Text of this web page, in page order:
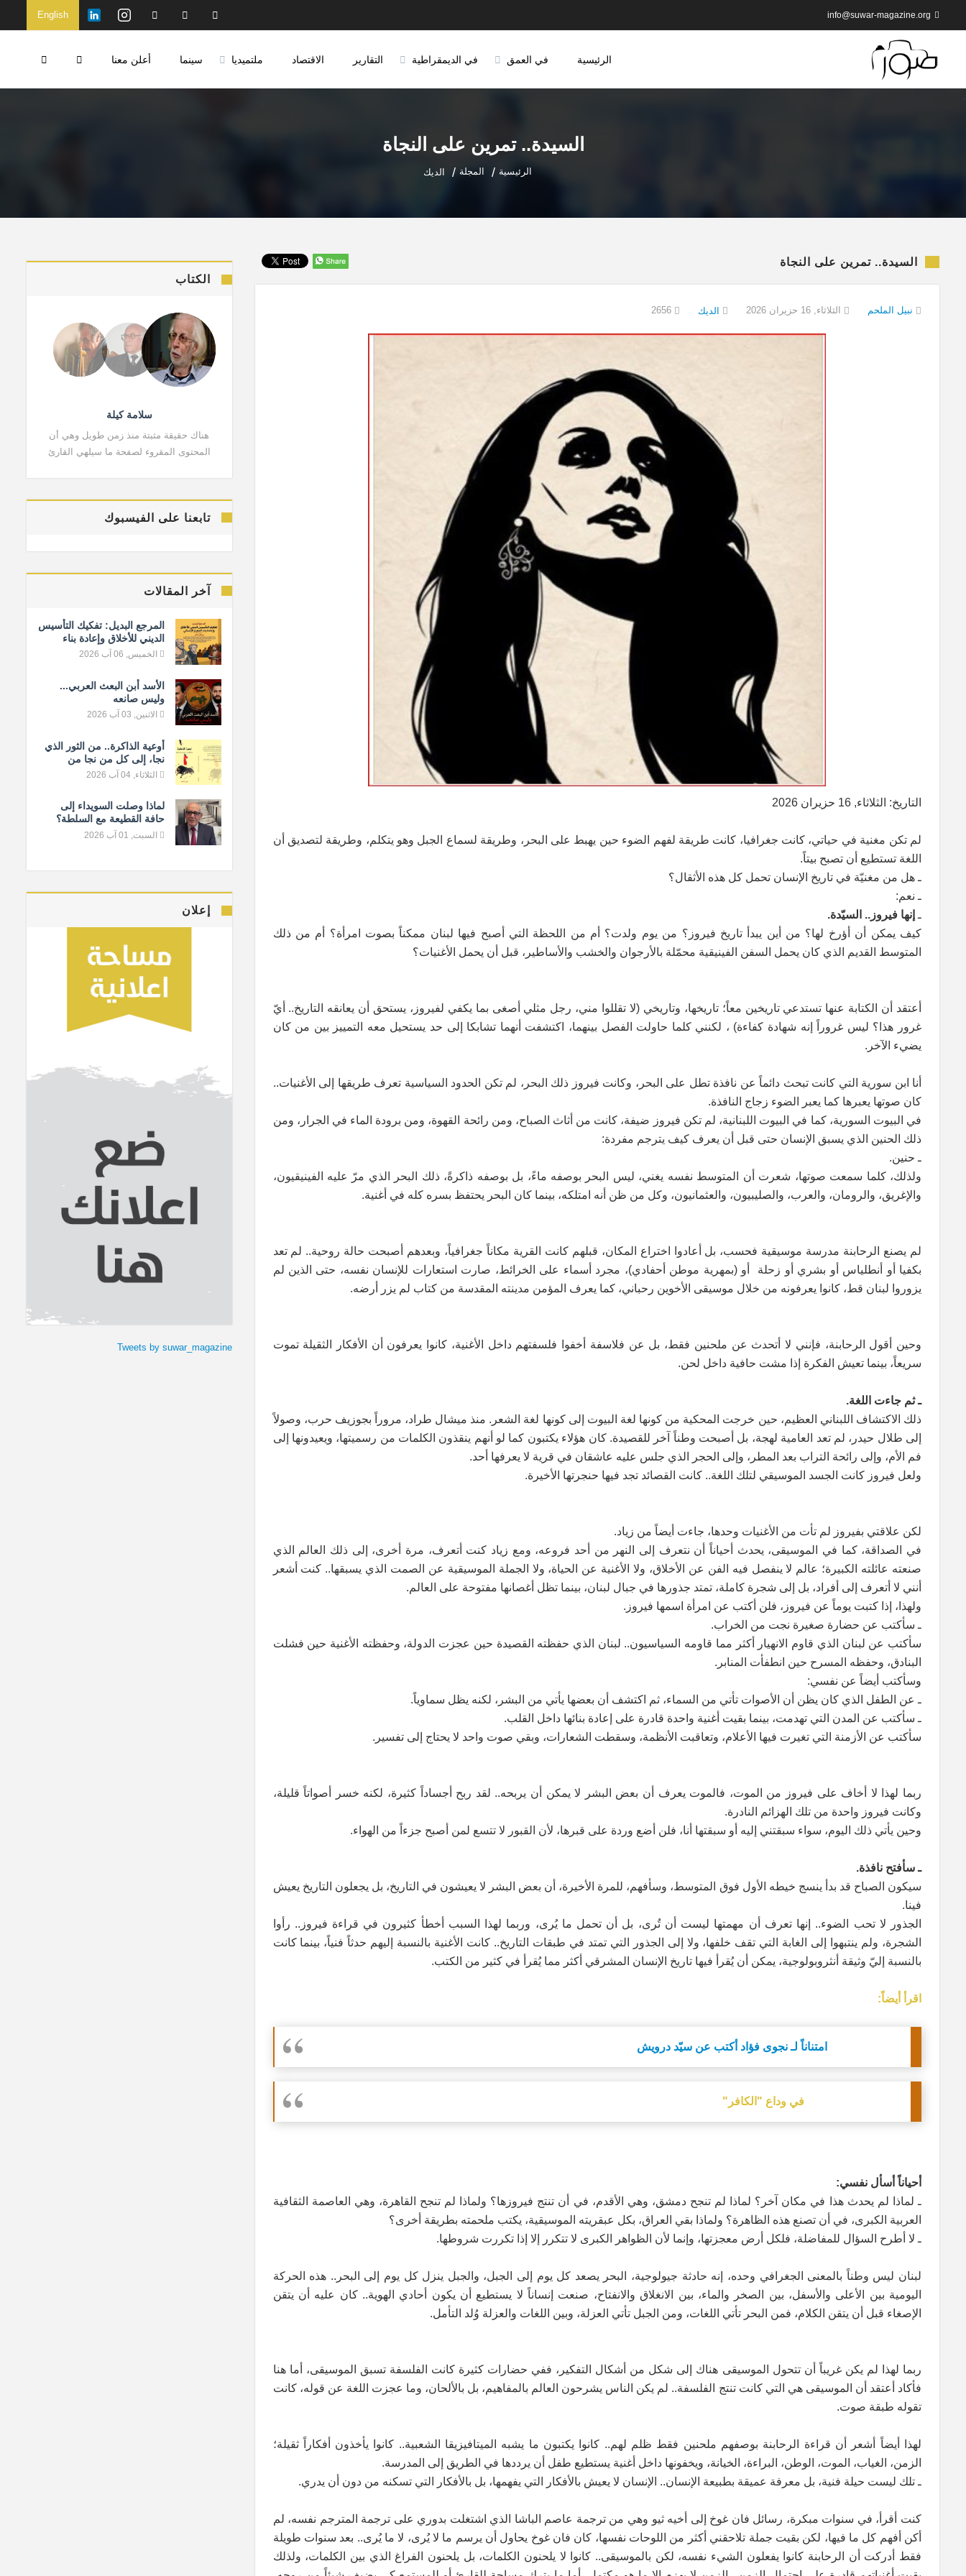
English info@suwar-magazine.org
الرئيسية في العمق في الديمقراطية التقارير الاقتصاد ملتميديا سينما أعلن معنا
السيدة.. تمرين على النجاة
الرئيسية المجلة الديك
السيدة.. تمرين على النجاة
نبيل الملحم الثلاثاء, 16 حزيران 2026 الديك
التاريخ: الثلاثاء, 16 حزيران 2026
لم تكن مغنية في حياتي، كانت جغرافيا، كانت طريقة لفهم الضوء حين يهبط على البحر، وطريقة لسماع الجبل وهو يتكلم، وطريقة لتصديق أن
اللغة تستطيع أن تصبح بيتاً.
ـ هل من مغنيّة في تاريخ الإنسان تحمل كل هذه الأثقال؟
ـ نعم:
ـ إنها فيروز.. السيّدة.
كيف يمكن أن أؤرخ لها؟ من أين يبدأ تاريخ فيروز؟ من يوم ولدت؟ أم من اللحظة التي أصبح فيها لبنان ممكناً بصوت امرأة؟ أم من ذلك
المتوسط القديم الذي كان يحمل السفن الفينيقية محمّلة بالأرجوان والخشب والأساطير، قبل أن يحمل الأغنيات؟
أعتقد أن الكتابة عنها تستدعي تاريخين معاً؛ تاريخها، وتاريخي (لا تقللوا مني، رجل مثلي أصغى بما يكفي لفيروز، يستحق أن يعانقه التاريخ.. أيّ
غرور هذا؟ ليس غروراً إنه شهادة كفاءة) ، لكنني كلما حاولت الفصل بينهما، اكتشفت أنهما تشابكا إلى حد يستحيل معه التمييز بين من كان
يضيء الآخر.
أنا ابن سورية التي كانت تبحث دائماً عن نافذة تطل على البحر، وكانت فيروز ذلك البحر، لم تكن الحدود السياسية تعرف طريقها إلى الأغنيات..
كان صوتها يعبرها كما يعبر الضوء زجاج النافذة.
في البيوت السورية، كما في البيوت اللبنانية، لم تكن فيروز ضيفة، كانت من أثاث الصباح، ومن رائحة القهوة، ومن برودة الماء في الجرار، ومن
ذلك الحنين الذي يسبق الإنسان حتى قبل أن يعرف كيف يترجم مفردة:
ـ حنين.
ولذلك، كلما سمعت صوتها، شعرت أن المتوسط نفسه يغني، ليس البحر بوصفه ماءً، بل بوصفه ذاكرةً، ذلك البحر الذي مرّ عليه الفينيقيون،
والإغريق، والرومان، والعرب، والصليبيون، والعثمانيون، وكل من ظن أنه امتلكه، بينما كان البحر يحتفظ بسره كله في أغنية.
لم يصنع الرحابنة مدرسة موسيقية فحسب، بل أعادوا اختراع المكان، قبلهم كانت القرية مكاناً جغرافياً، وبعدهم أصبحت حالة روحية.. لم تعد
بكفيا أو أنطلياس أو بشري أو زحلة أو (بمهرية موطن أحفادي)، مجرد أسماء على الخرائط، صارت استعارات للإنسان نفسه، حتى الذين لم
يزوروا لبنان قط، كانوا يعرفونه من خلال موسيقى الأخوين رحباني، كما يعرف المؤمن مدينته المقدسة من كتاب لم يزر أرضه.
وحين أقول الرحابنة، فإنني لا أتحدث عن ملحنين فقط، بل عن فلاسفة أخفوا فلسفتهم داخل الأغنية، كانوا يعرفون أن الأفكار الثقيلة تموت
سريعاً، بينما تعيش الفكرة إذا مشت حافية داخل لحن.
ـ ثم جاءت اللغة.
ذلك الاكتشاف اللبناني العظيم، حين خرجت المحكية من كونها لغة البيوت إلى كونها لغة الشعر. منذ ميشال طراد، مروراً بجوزيف حرب، وصولاً
إلى طلال حيدر، لم تعد العامية لهجة، بل أصبحت وطناً آخر للقصيدة. كان هؤلاء يكتبون كما لو أنهم ينقذون الكلمات من رسميتها، ويعيدونها إلى
فم الأم، وإلى رائحة التراب بعد المطر، وإلى الحجر الذي جلس عليه عاشقان في قرية لا يعرفها أحد.
ولعل فيروز كانت الجسد الموسيقي لتلك اللغة.. كانت القصائد تجد فيها حنجرتها الأخيرة.
لكن علاقتي بفيروز لم تأت من الأغنيات وحدها، جاءت أيضاً من زياد.
في الصداقة، كما في الموسيقى، يحدث أحياناً أن نتعرف إلى النهر من أحد فروعه، ومع زياد كنت أتعرف، مرة أخرى، إلى ذلك العالم الذي
صنعته عائلته الكبيرة؛ عالم لا ينفصل فيه الفن عن الأخلاق، ولا الأغنية عن الحياة، ولا الجملة الموسيقية عن الصمت الذي يسبقها.. كنت أشعر
أنني لا أتعرف إلى أفراد، بل إلى شجرة كاملة، تمتد جذورها في جبال لبنان، بينما تظل أغصانها مفتوحة على العالم.
ولهذا، إذا كتبت يوماً عن فيروز، فلن أكتب عن امرأة اسمها فيروز.
ـ سأكتب عن حضارة صغيرة نجت من الخراب.
سأكتب عن لبنان الذي قاوم الانهيار أكثر مما قاومه السياسيون.. لبنان الذي حفظته القصيدة حين عجزت الدولة، وحفظته الأغنية حين فشلت
البنادق، وحفظه المسرح حين انطفأت المنابر.
وسأكتب أيضاً عن نفسي:
ـ عن الطفل الذي كان يظن أن الأصوات تأتي من السماء، ثم اكتشف أن بعضها يأتي من البشر، لكنه يظل سماوياً.
ـ سأكتب عن المدن التي تهدمت، بينما بقيت أغنية واحدة قادرة على إعادة بنائها داخل القلب.
سأكتب عن الأزمنة التي تغيرت فيها الأعلام، وتعاقبت الأنظمة، وسقطت الشعارات، وبقي صوت واحد لا يحتاج إلى تفسير.
ربما لهذا لا أخاف على فيروز من الموت، فالموت يعرف أن بعض البشر لا يمكن أن يربحه.. لقد ربح أجساداً كثيرة، لكنه خسر أصواتاً قليلة،
وكانت فيروز واحدة من تلك الهزائم النادرة.
وحين يأتي ذلك اليوم، سواء سبقتني إليه أو سبقتها أنا، فلن أضع وردة على قبرها، لأن القبور لا تتسع لمن أصبح جزءاً من الهواء.
ـ سأفتح نافذة.
سيكون الصباح قد بدأ ينسج خيطه الأول فوق المتوسط، وسأفهم، للمرة الأخيرة، أن بعض البشر لا يعيشون في التاريخ، بل يجعلون التاريخ يعيش
فينا.
الجذور لا تحب الضوء.. إنها تعرف أن مهمتها ليست أن تُرى، بل أن تحمل ما يُرى، وربما لهذا السبب أخطأ كثيرون في قراءة فيروز.. رأوا
الشجرة، ولم ينتبهوا إلى الغابة التي تقف خلفها، ولا إلى الجذور التي تمتد في طبقات التاريخ.. كانت الأغنية بالنسبة إليهم حدثاً فنياً، بينما كانت
بالنسبة إليّ وثيقة أنثروبولوجية، يمكن أن يُقرأ فيها تاريخ الإنسان المشرقي أكثر مما يُقرأ في كثير من الكتب.
اقرأ أيضاً:
امتناناً لـ نجوى فؤاد أكتب عن سيّد درويش
في وداع "الكافر"
أحياناً أسأل نفسي:
ـ لماذا لم يحدث هذا في مكان آخر؟ لماذا لم تنجح دمشق، وهي الأقدم، في أن تنتج فيروزها؟ ولماذا لم تنجح القاهرة، وهي العاصمة الثقافية
العربية الكبرى، في أن تصنع هذه الظاهرة؟ ولماذا بقي العراق، بكل عبقريته الموسيقية، يكتب ملحمته بطريقة أخرى؟
ـ لا أطرح السؤال للمفاضلة، فلكل أرض معجزتها، وإنما لأن الظواهر الكبرى لا تتكرر إلا إذا تكررت شروطها.
لبنان ليس وطناً بالمعنى الجغرافي وحده، إنه حادثة جيولوجية، البحر يصعد كل يوم إلى الجبل، والجبل ينزل كل يوم إلى البحر.. هذه الحركة
اليومية بين الأعلى والأسفل، بين الصخر والماء، بين الانغلاق والانفتاح، صنعت إنساناً لا يستطيع أن يكون أحادي الهوية.. كان عليه أن يتقن
الإصغاء قبل أن يتقن الكلام، فمن البحر تأتي اللغات، ومن الجبل تأتي العزلة، وبين اللغات والعزلة وُلد التأمل.
ربما لهذا لم يكن غريباً أن تتحول الموسيقى هناك إلى شكل من أشكال التفكير، ففي حضارات كثيرة كانت الفلسفة تسبق الموسيقى، أما هنا
فأكاد أعتقد أن الموسيقى هي التي كانت تنتج الفلسفة.. لم يكن الناس يشرحون العالم بالمفاهيم، بل بالألحان، وما عجزت اللغة عن قوله، كانت
تقوله طبقة صوت.
لهذا أيضاً أشعر أن قراءة الرحابنة بوصفهم ملحنين فقط ظلم لهم.. كانوا يكتبون ما يشبه الميتافيزيقا الشعبية.. كانوا يأخذون أفكاراً ثقيلة؛
الزمن، الغياب، الموت، الوطن، البراءة، الخيانة، ويخفونها داخل أغنية يستطيع طفل أن يرددها في الطريق إلى المدرسة.
ـ تلك ليست حيلة فنية، بل معرفة عميقة بطبيعة الإنسان.. الإنسان لا يعيش بالأفكار التي يفهمها، بل بالأفكار التي تسكنه من دون أن يدري.
كنت أقرأ، في سنوات مبكرة، رسائل فان غوخ إلى أخيه ثيو وهي من ترجمة عاصم الباشا الذي اشتغلت بدوري على ترجمة المترجم نفسه، لم
أكن أفهم كل ما فيها، لكن بقيت جملة تلاحقني أكثر من اللوحات نفسها، كان فان غوخ يحاول أن يرسم ما لا يُرى، لا ما يُرى.. بعد سنوات طويلة
فقط أدركت أن الرحابنة كانوا يفعلون الشيء نفسه، لكن بالموسيقى.. كانوا لا يلحنون الكلمات، بل يلحنون الفراغ الذي بين الكلمات، ولذلك
الكتاب
سلامة كيلة
هناك حقيقة مثبتة منذ زمن طويل وهي أن
المحتوى المقروء لصفحة ما سيلهي القارئ
تابعنا على الفيسبوك
آخر المقالات
المرجع البديل: تفكيك التأسيس
الديني للأخلاق وإعادة بناء
المعيار الإنساني
الخميس, 06 آب 2026
الأسد أبن البعث العربي...
وليس صانعه
الاثنين, 03 آب 2026
أوعية الذاكرة.. من الثور الذي
نجا، إلى كل من نجا من
النسيان
الثلاثاء, 04 آب 2026
لماذا وصلت السويداء إلى
حافة القطيعة مع السلطة؟
السبت, 01 آب 2026
إعلان
Tweets by suwar_magazine